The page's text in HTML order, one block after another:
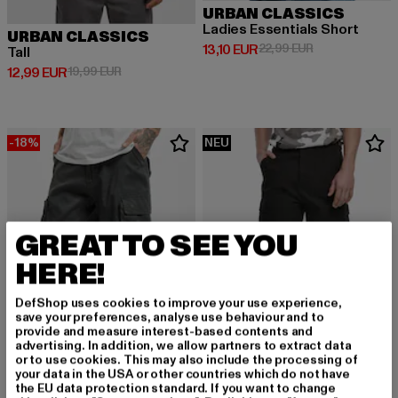
URBAN CLASSICS
Tall
12,99 EUR
Derzeitiger Preis: 12,99 EUR
19,99 EURAktionspreis: 19,99 EUR
URBAN CLASSICS
Ladies Essentials Short
13,10 EUR
Derzeitiger Preis: 13,10 EUR
22,99 EURAktionspreis:
-18%
BRANDIT
NEU
BRANDIT
GREAT TO SEE YOU
HERE!
DefShop uses cookies to improve your use experience,
save your preferences, analyse use behaviour and to
provide and measure interest-based contents and
advertising. In addition, we allow partners to extract data
or to use cookies. This may also include the processing of
your data in the USA or other countries which do not have
the EU data protection standard. If you want to change